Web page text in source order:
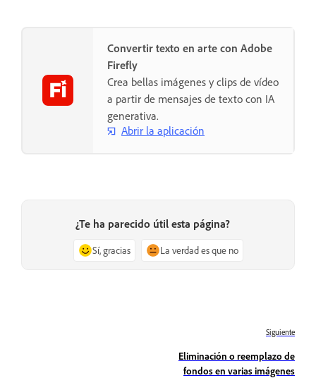
Convertir texto en arte con Adobe
Firefly
Crea bellas imágenes y clips de vídeo
a partir de mensajes de texto con IA
generativa.
Abrir la aplicación
¿Te ha parecido útil esta página?
Sí, gracias La verdad es que no
Siguiente
Eliminación o reemplazo de
fondos en varias imágenes